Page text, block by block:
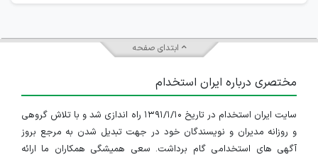
ابتدای صفحه
مختصری درباره ایران استخدام
سایت ایران استخدام در تاریخ ۱۳۹۱/۱/۱۰ راه اندازی شد و با تلاش گروهی
و روزانه مدیران و نویسندگان خود در جهت تبدیل شدن به مرجع بروز
آگهی های استخدامی گام برداشت. سعی همیشگی همکاران ما ارائه